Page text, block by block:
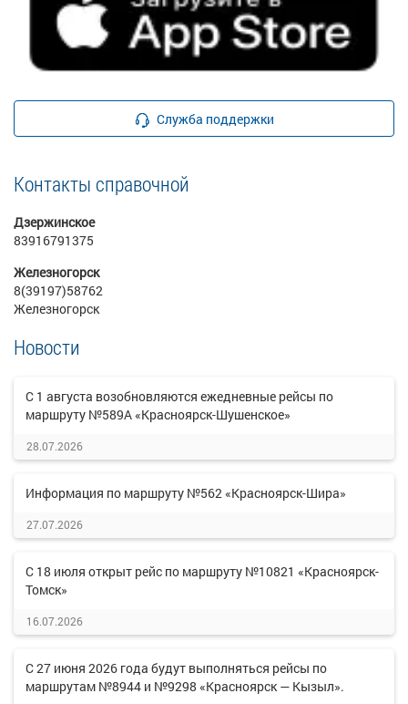
Служба поддержки
Контакты справочной
Дзержинское
83916791375
Железногорск
8(39197)58762
Железногорск
Новости
С 1 августа возобновляются ежедневные рейсы по
маршруту №589А «Красноярск-Шушенское»
28.07.2026
Информация по маршруту №562 «Красноярск-Шира»
27.07.2026
С 18 июля открыт рейс по маршруту №10821 «Красноярск-
Томск»
16.07.2026
С 27 июня 2026 года будут выполняться рейсы по
маршрутам №8944 и №9298 «Красноярск — Кызыл».